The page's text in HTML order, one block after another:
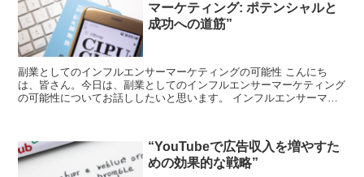
マーケティング: ポテンシャルと
成功への道筋”
副業としてのインフルエンサーマーケティングの可能性 こんにち
は、皆さん。今日は、副業としてのインフルエンサーマーケティング
の可能性についてお話ししたいと思います。 インフルエンサーマー
“YouTubeで広告収入を増やすた
めの効果的な戦略”